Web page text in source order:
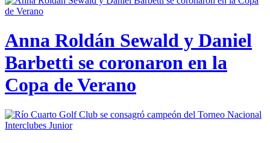
Anna Roldán Sewald y Daniel
Barbetti se coronaron en la
Copa de Verano